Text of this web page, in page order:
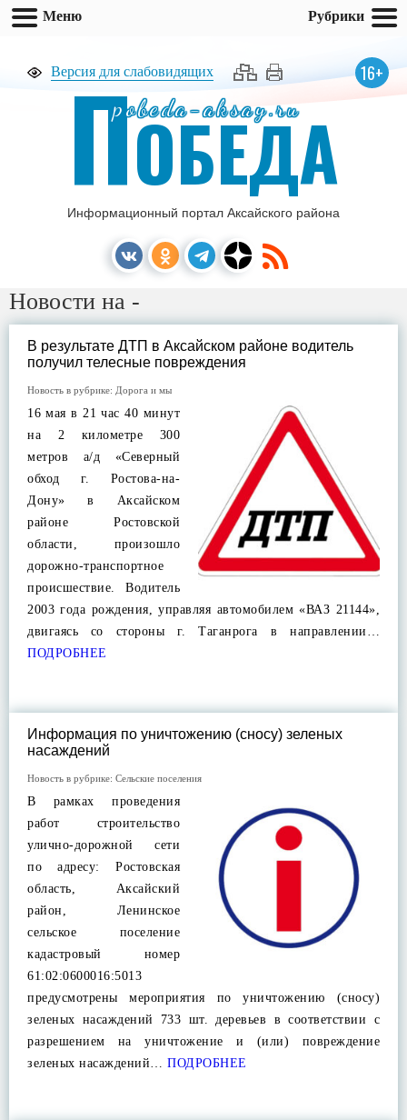
Версия для слабовидящих 16+
pobeda-aksay.ru
ПОБЕДА
Информационный портал Аксайского района
Новости на -
В результате ДТП в Аксайском районе водитель
получил телесные повреждения
Новость в рубрике: Дорога и мы
16 мая в 21 час 40 минут
на 2 километре 300
метров а/д «Северный
обход г. Ростова-на-
Дону» в Аксайском
районе Ростовской
области, произошло
дорожно-транспортное
происшествие. Водитель
2003 года рождения, управляя автомобилем «ВАЗ 21144»,
двигаясь со стороны г. Таганрога в направлении…
ПОДРОБНЕЕ
Информация по уничтожению (сносу) зеленых
насаждений
Новость в рубрике: Сельские поселения
В рамках проведения
работ строительство
улично-дорожной сети
по адресу: Ростовская
область, Аксайский
район, Ленинское
сельское поселение
кадастровый номер
61:02:0600016:5013
предусмотрены мероприятия по уничтожению (сносу)
зеленых насаждений 733 шт. деревьев в соответствии с
разрешением на уничтожение и (или) повреждение
зеленых насаждений… ПОДРОБНЕЕ
Меню Рубрики